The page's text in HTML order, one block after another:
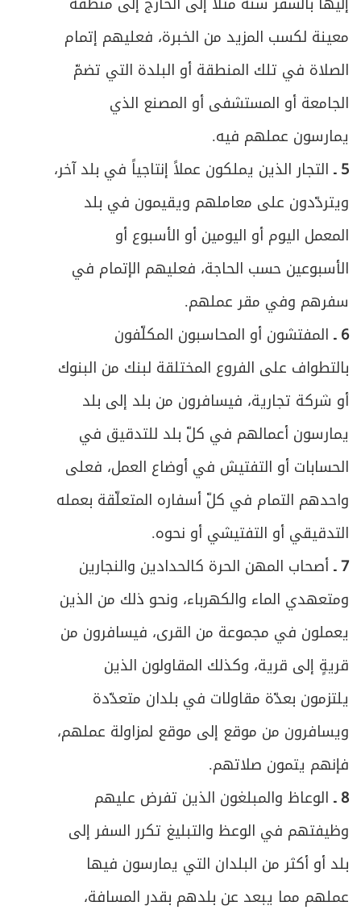
معينة لكسب المزيد من الخبرة، فعليهم إتمام
الصلاة في تلك المنطقة أو البلدة التي تضمّ
الجامعة أو المستشفى أو المصنع الذي
يمارسون عملهم فيه.
5 ـ التجار الذين يملكون عملاً إنتاجياً في بلد آخر،
ويتردّدون على معاملهم ويقيمون في بلد
المعمل اليوم أو اليومين أو الأسبوع أو
الأسبوعين حسب الحاجة، فعليهم الإتمام في
سفرهم وفي مقر عملهم.
6 ـ المفتشون أو المحاسبون المكلّفون
بالتطواف على الفروع المختلقة لبنك من البنوك
أو شركة تجارية، فيسافرون من بلد إلى بلد
يمارسون أعمالهم في كلّ بلد للتدقيق في
الحسابات أو التفتيش في أوضاع العمل، فعلى
واحدهم التمام في كلّ أسفاره المتعلّقة بعمله
التدقيقي أو التفتيشي أو نحوه.
7 ـ أصحاب المهن الحرة كالحدادين والنجارين
ومتعهدي الماء والكهرباء، ونحو ذلك من الذين
يعملون في مجموعة من القرى، فيسافرون من
قريةٍ إلى قرية، وكذلك المقاولون الذين
يلتزمون بعدّة مقاولات في بلدان متعدّدة
ويسافرون من موقع إلى موقع لمزاولة عملهم،
فإنهم يتمون صلاتهم.
8 ـ الوعاظ والمبلغون الذين تفرض عليهم
وظيفتهم في الوعظ والتبليغ تكرر السفر إلى
بلد أو أكثر من البلدان التي يمارسون فيها
عملهم مما يبعد عن بلدهم بقدر المسافة،